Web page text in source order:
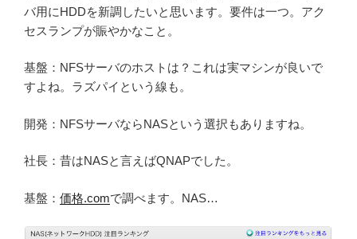
バ用にHDDを新調したいと思います。要件は一つ。アク
セスランプが賑やかなこと。
基盤：NFSサーバのホストは？これは実マシンが良いで
すよね。ラズパイという線も。
開発：NFSサーバならNASという選択もありますね。
社長：昔はNASと言えばQNAPでした。
基盤： 価格.comで調べます。NAS…